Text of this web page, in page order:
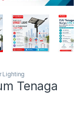
Lighting
Tenaga